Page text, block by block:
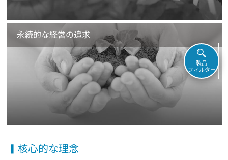
永続的な経営の追求
核心的な理念
製品
フィルター